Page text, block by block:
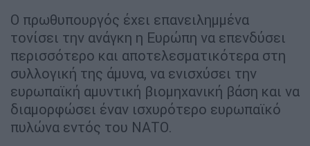
Ο πρωθυπουργός έχει επανειλημμένα
τονίσει την ανάγκη η Ευρώπη να επενδύσει
περισσότερο και αποτελεσματικότερα στη
συλλογική της άμυνα, να ενισχύσει την
ευρωπαϊκή αμυντική βιομηχανική βάση και να
διαμορφώσει έναν ισχυρότερο ευρωπαϊκό
πυλώνα εντός του ΝΑΤΟ.